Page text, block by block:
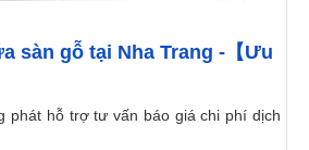
sàn gỗ tại Nha Trang -【Ưu
phát hỗ trợ tư vấn báo giá chi phí dịch